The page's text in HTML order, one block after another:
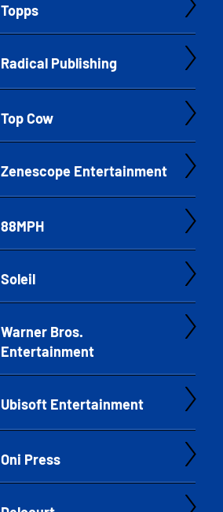
Topps
Radical Publishing
Top Cow
Zenescope Entertainment
88MPH
Soleil
Warner Bros.
Entertainment
Ubisoft Entertainment
Oni Press